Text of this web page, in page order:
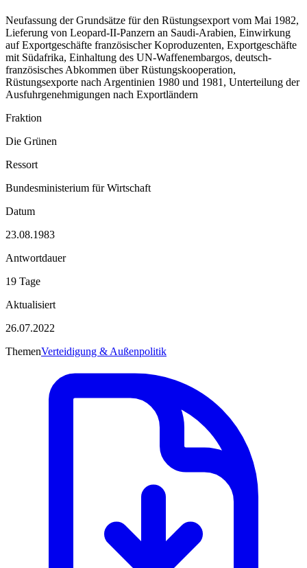
Neufassung der Grundsätze für den Rüstungsexport vom Mai 1982,
Lieferung von Leopard-II-Panzern an Saudi-Arabien, Einwirkung
auf Exportgeschäfte französischer Koproduzenten, Exportgeschäfte
mit Südafrika, Einhaltung des UN-Waffenembargos, deutsch-
französisches Abkommen über Rüstungskooperation,
Rüstungsexporte nach Argentinien 1980 und 1981, Unterteilung der
Ausfuhrgenehmigungen nach Exportländern
Fraktion
Die Grünen
Ressort
Bundesministerium für Wirtschaft
Datum
23.08.1983
Antwortdauer
19 Tage
Aktualisiert
26.07.2022
ThemenVerteidigung & Außenpolitik